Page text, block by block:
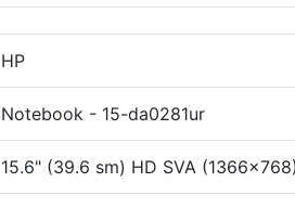
HP
Notebook - 15-da0281ur
15.6" (39.6 sm) HD SVA